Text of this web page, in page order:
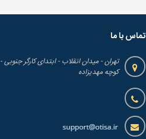
تماس با ما
تهران - میدان انقلاب - ابتدای کارگر جنوبی -
کوچه مهدیزاده